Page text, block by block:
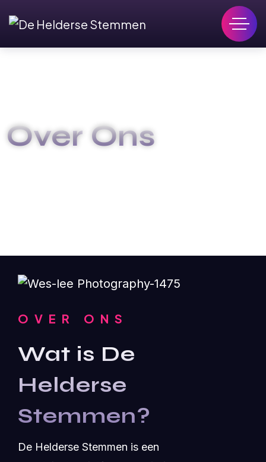
Over Ons
OVER ONS
Wat is De
Helderse
Stemmen?
De Helderse Stemmen is een